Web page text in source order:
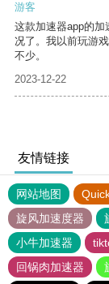
游客
这款加速器app的
况了。我以前玩游
不少。
2023-12-22
友情链接
网站地图
旋风加速度器
小牛加速器
回锅肉加速器